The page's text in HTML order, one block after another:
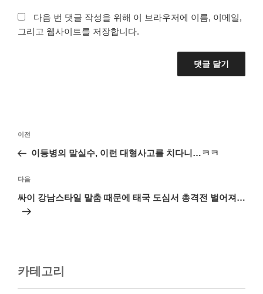
다음 번 댓글 작성을 위해 이 브라우저에 이름, 이메일,
그리고 웹사이트를 저장합니다.
색
이
전
이전
이등병의 말실수, 이런 대형사고를 치다니…ㅋㅋ
다
음
다음
싸이 강남스타일 말춤 때문에 태국 도심서 총격전 벌어져…
카테고리